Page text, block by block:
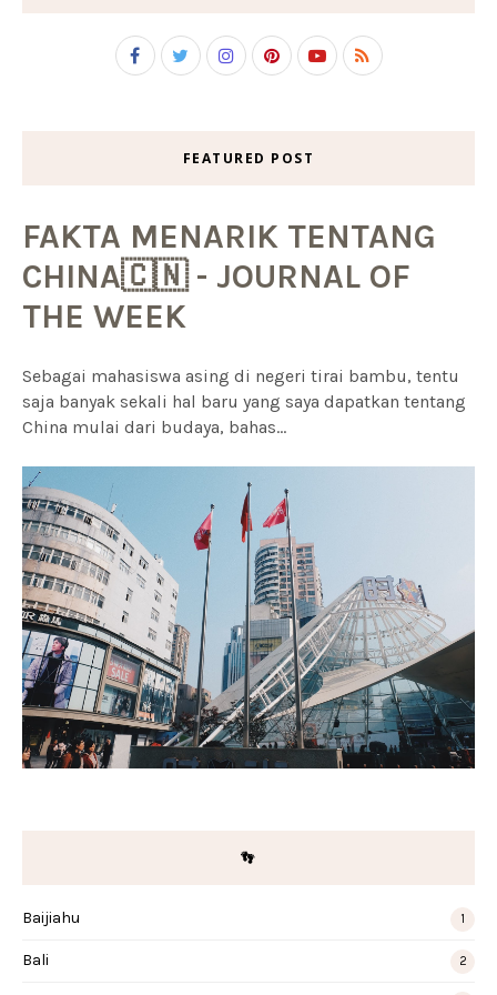
FEATURED POST
FAKTA MENARIK TENTANG
CHINA🇨🇳 - JOURNAL OF
THE WEEK
Sebagai mahasiswa asing di negeri tirai bambu, tentu
saja banyak sekali hal baru yang saya dapatkan tentang
China mulai dari budaya, bahas...
👣
Baijiahu 1
Bali 2